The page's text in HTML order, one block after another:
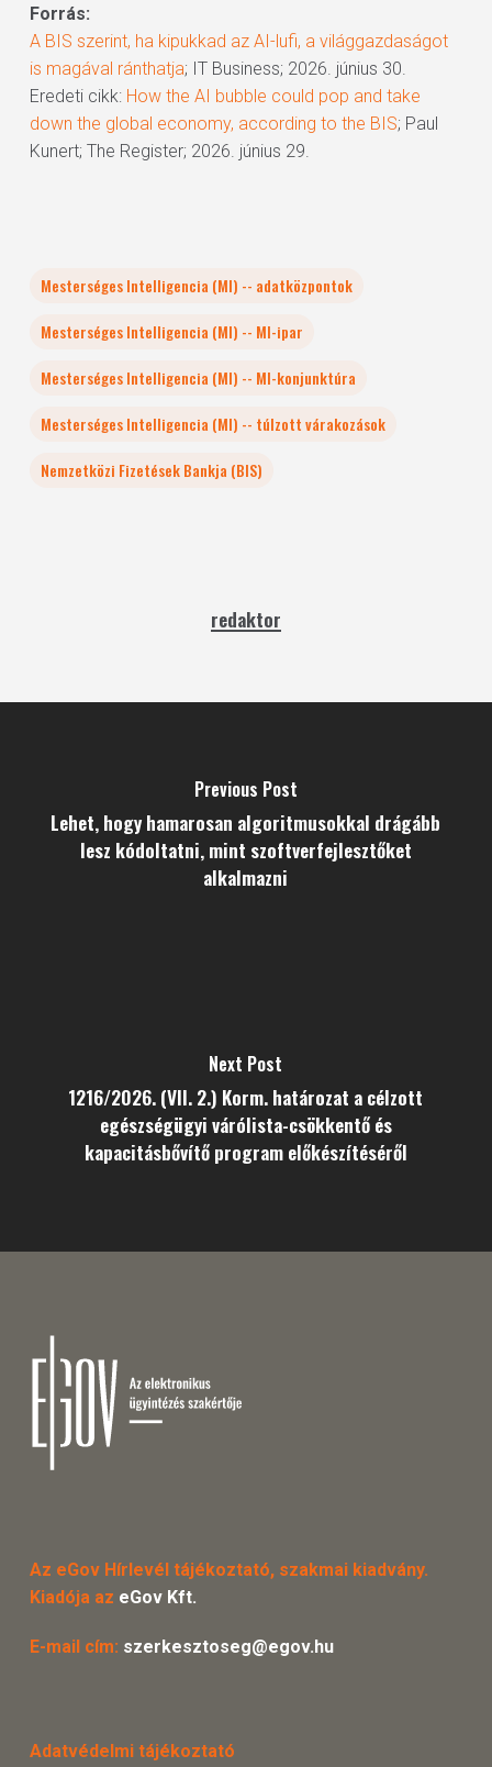
Forrás:
A BIS szerint, ha kipukkad az AI-lufi, a világgazdaságot
is magával ránthatja; IT Business; 2026. június 30.
Eredeti cikk: How the AI bubble could pop and take
down the global economy, according to the BIS; Paul
Kunert; The Register; 2026. június 29.
Mesterséges Intelligencia (MI) -- adatközpontok
Mesterséges Intelligencia (MI) -- MI-ipar
Mesterséges Intelligencia (MI) -- MI-konjunktúra
Mesterséges Intelligencia (MI) -- túlzott várakozások
Nemzetközi Fizetések Bankja (BIS)
redaktor
Previous Post
Lehet, hogy hamarosan algoritmusokkal drágább
lesz kódoltatni, mint szoftverfejlesztőket
alkalmazni
Next Post
1216/2026. (VII. 2.) Korm. határozat a célzott
egészségügyi várólista-csökkentő és
kapacitásbővítő program előkészítéséről
Az eGov Hírlevél tájékoztató, szakmai kiadvány.
Kiadója az eGov Kft.
E-mail cím: szerkesztoseg@egov.hu
Adatvédelmi tájékoztató